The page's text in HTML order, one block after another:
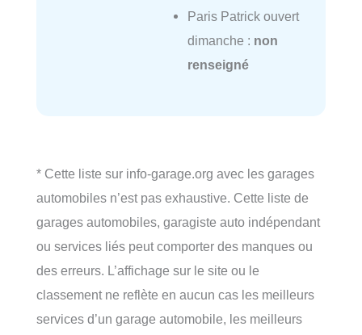
Paris Patrick ouvert
dimanche : non
renseigné
* Cette liste sur info-garage.org avec les garages
automobiles n’est pas exhaustive. Cette liste de
garages automobiles, garagiste auto indépendant
ou services liés peut comporter des manques ou
des erreurs. L’affichage sur le site ou le
classement ne reflète en aucun cas les meilleurs
services d’un garage automobile, les meilleurs